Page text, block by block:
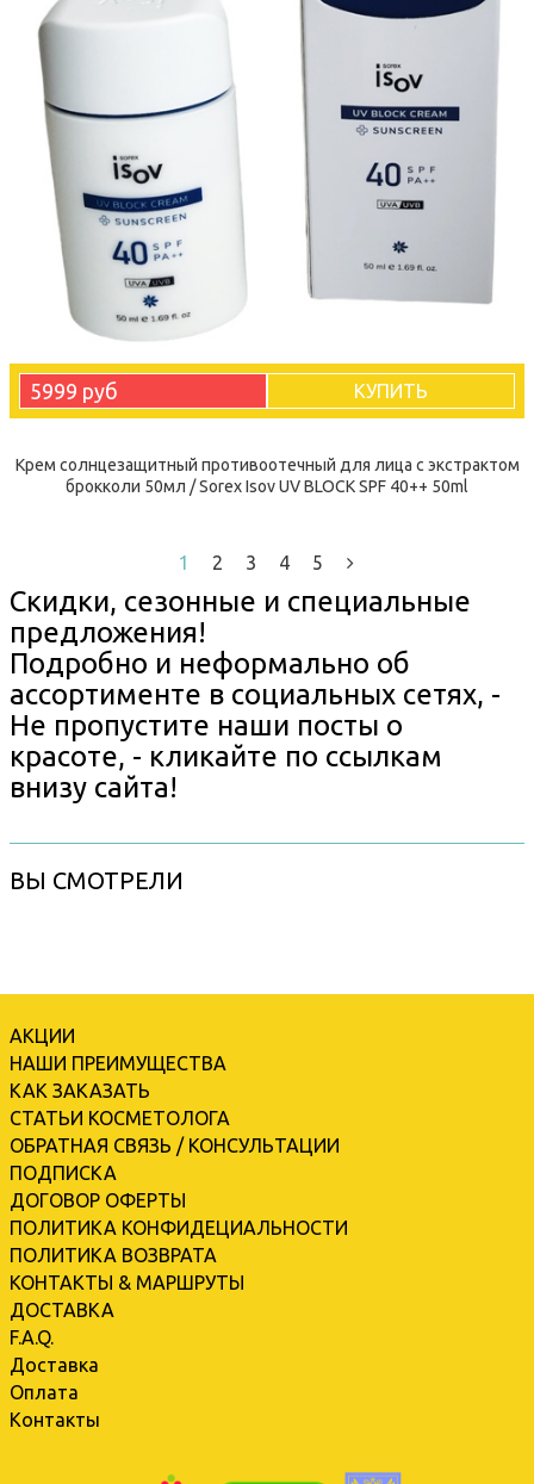
5999 руб КУПИТЬ
Крем солнцезащитный противоотечный для лица с экстрактом
брокколи 50мл / Sorex Isov UV BLOCK SPF 40++ 50ml
1 2 3 4 5
Скидки, сезонные и специальные
предложения!
Подробно и неформально об
ассортименте в социальных сетях, -
Не пропустите наши посты о
красоте, - кликайте по ссылкам
внизу сайта!
ВЫ СМОТРЕЛИ
АКЦИИ
НАШИ ПРЕИМУЩЕСТВА
КАК ЗАКАЗАТЬ
СТАТЬИ КОСМЕТОЛОГА
ОБРАТНАЯ СВЯЗЬ / КОНСУЛЬТАЦИИ
ПОДПИСКА
ДОГОВОР ОФЕРТЫ
ПОЛИТИКА КОНФИДЕЦИАЛЬНОСТИ
ПОЛИТИКА ВОЗВРАТА
КОНТАКТЫ & МАРШРУТЫ
ДОСТАВКА
F.A.Q.
Доставка
Оплата
Контакты